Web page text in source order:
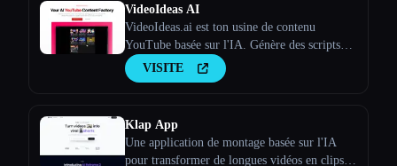
VideoIdeas AI
VideoIdeas.ai est ton usine de contenu
YouTube basée sur l'IA. Génère des scripts
dignes d'un virus, de nouvelles idées de
vidéos et du contenu captivant en quelques
VISITE
Klap App
Une application de montage basée sur l'IA
pour transformer de longues vidéos en clips